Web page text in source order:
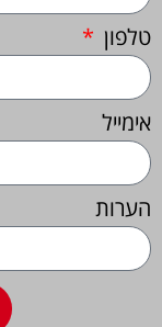
טלפון
אימייל
הערות